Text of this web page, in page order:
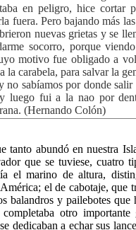
en peligro, hice cortar
fuera. Pero bajando más
nuevas grietas y se
socorro, porque
motivo fue obligado a
carabela, para salvar la
sabíamos por donde salir
luego fui a la nao por
(Hernando Colón)
abundó en nuestra
que se tuviese, cuatro
el marino de altura,
el de cabotaje, que
balandros y pailebotes que
otro importante
dedicaban a echar sus